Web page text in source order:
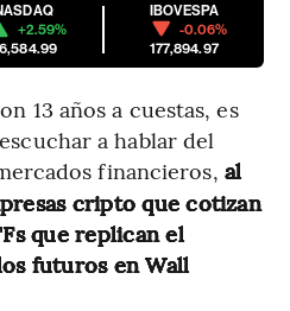
+2.59%
IBOVESPA
-0.06%
177,894.97
13 años a cuestas, es
a hablar del
financieros, al
cripto que cotizan
que replican el
futuros en Wall